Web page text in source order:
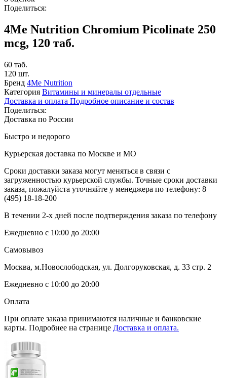
Поделиться:
4Me Nutrition Chromium Picolinate 250
mcg, 120 таб.
60 таб.
120 шт.
Бренд 4Me Nutrition
Категория Витамины и минералы отдельные
Доставка и оплата Подробное описание и состав
Поделиться:
Доставка по России
Быстро и недорого
Курьерская доставка по Москве и МО
Сроки доставки заказа могут меняться в связи с
загруженностью курьерской службы. Точные сроки доставки
заказа, пожалуйста уточняйте у менеджера по телефону: 8
(495) 18-18-200
В течении 2-х дней после подтверждения заказа по телефону
Ежедневно с 10:00 до 20:00
Самовывоз
Москва, м.Новослободская, ул. Долгоруковская, д. 33 стр. 2
Ежедневно с 10:00 до 20:00
Оплата
При оплате заказа принимаются наличные и банковские
карты. Подробнее на странице Доставка и оплата.